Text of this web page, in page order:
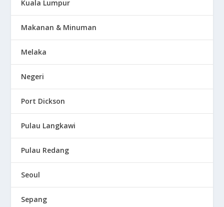
Kuala Lumpur
Makanan & Minuman
Melaka
Negeri
Port Dickson
Pulau Langkawi
Pulau Redang
Seoul
Sepang